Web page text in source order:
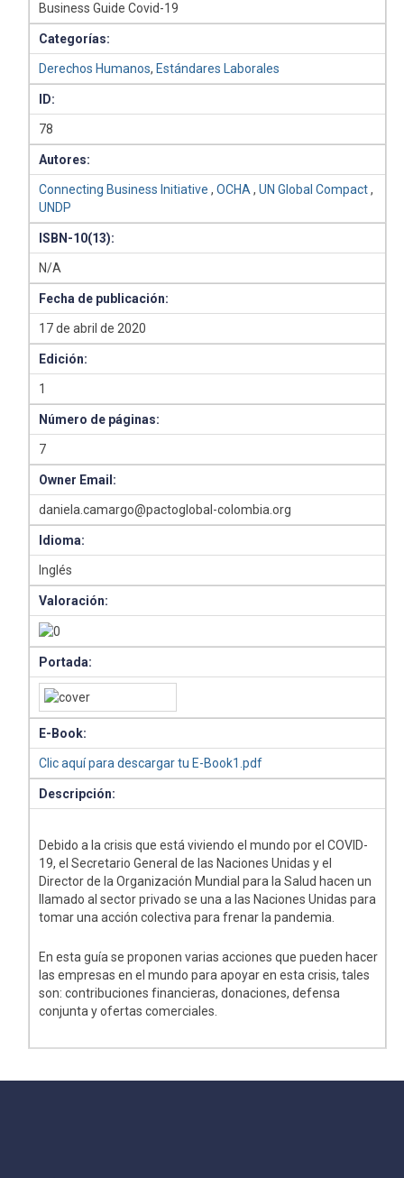
Business Guide Covid-19
Categorías:
Derechos Humanos, Estándares Laborales
ID:
78
Autores:
Connecting Business Initiative ,OCHA ,UN Global Compact,
UNDP
ISBN-10(13):
N/A
Fecha de publicación:
17 de abril de 2020
Edición:
1
Número de páginas:
7
Owner Email:
daniela.camargo@pactoglobal-colombia.org
Idioma:
Inglés
Valoración:
Portada:
E-Book:
Clic aquí para descargar tu E-Book1.pdf
Descripción:
Debido a la crisis que está viviendo el mundo por el COVID-
19, el Secretario General de las Naciones Unidas y el
Director de la Organización Mundial para la Salud hacen un
llamado al sector privado se una a las Naciones Unidas para
tomar una acción colectiva para frenar la pandemia.
En esta guía se proponen varias acciones que pueden hacer
las empresas en el mundo para apoyar en esta crisis, tales
son: contribuciones financieras, donaciones, defensa
conjunta y ofertas comerciales.